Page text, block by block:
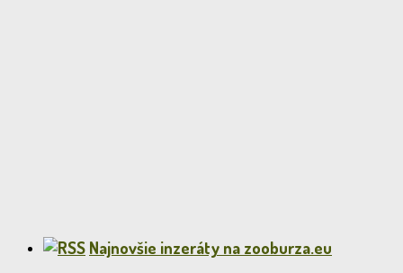
Najnovšie inzeráty na zooburza.eu